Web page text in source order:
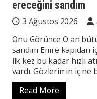
ereceğini sandım
3 Ağustos 2026
Onu Görünce O an
sandım Emre kapıdan
ilk kez bu kadar hızlı
vardı. Gözlerimin içine
Read More